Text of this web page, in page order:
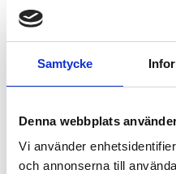
Samtycke
Denna webbplats
Vi använder
och annonserna till
Skydd & tillbehör
Hjälmen
Skyddskläder
Skor och stövlar
Underställ
Övriga skydd och
Reservdelar